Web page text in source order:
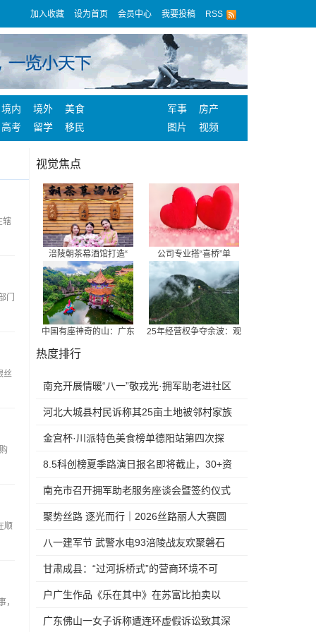
加入收藏 设为首页 会员中心 我要投稿 RSS
境内 境外
美食
高考 留学 移民
军事
房产
图片
视频
辖
丝
顺
视觉焦点
涪陵朝茶幕酒馆打造“ 公司专业搭“喜桥”单
中国有座神奇的山：广东 25年经营权争夺余波：观
热度排行
南充开展情暖“八一”敬戎光·拥军助老进社区
慰
河北大城县村民诉称其25亩土地被邻村家族
人员侵
金宫杯·川派特色美食榜单德阳站第四次探
店走进
8.5科创榜夏季路演日报名即将截止，30+资
方现场直
南充市召开拥军助老服务座谈会暨签约仪式
聚势丝路 逐光而行｜2026丝路丽人大赛圆
满落幕，全
八一建军节 武警水电93涪陵战友欢聚磐石
玉寨赓
甘肃成县：“过河拆桥式”的营商环境不可
取！
户广生作品《乐在其中》在苏富比拍卖以
366万成
广东佛山一女子诉称遭连环虚假诉讼致其深